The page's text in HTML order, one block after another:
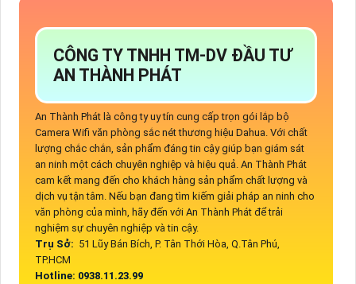
CÔNG TY TNHH TM-DV ĐẦU TƯ
AN THÀNH PHÁT
An Thành Phát là công ty uy tín cung cấp trọn gói lắp bộ
Camera Wifi văn phòng sắc nét thương hiệu Dahua. Với chất
lượng chắc chắn, sản phẩm đáng tin cậy giúp bạn giám sát
an ninh một cách chuyên nghiệp và hiệu quả. An Thành Phát
cam kết mang đến cho khách hàng sản phẩm chất lượng và
dịch vụ tận tâm. Nếu bạn đang tìm kiếm giải pháp an ninh cho
văn phòng của mình, hãy đến với An Thành Phát để trải
nghiệm sự chuyên nghiệp và tin cậy.
Trụ Sở: 51 Lũy Bán Bích, P. Tân Thới Hòa, Q.Tân Phú,
TP.HCM
Hotline: 0938.11.23.99